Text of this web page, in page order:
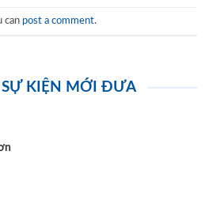
can post a comment.
KIỆN MỚI ĐƯA